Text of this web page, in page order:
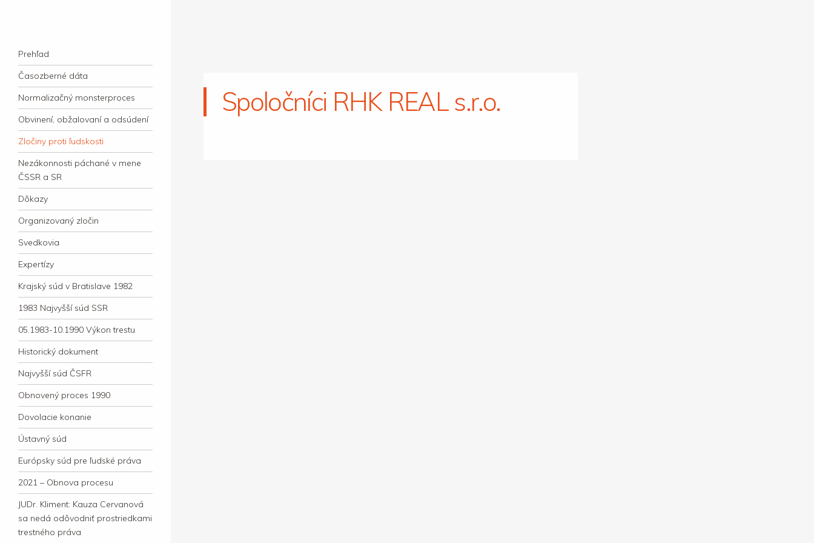
súdny proces v dejnách slovenskej justície
Navigation
Skip to content
Prehľad
Časozberné dáta
Normalizačný monsterproces
Obvinení, obžalovaní a odsúdení
Zločiny proti ľudskosti
Nezákonnosti páchané v mene
ČSSR a SR
Dôkazy
Organizovaný zločin
Svedkovia
Expertízy
Krajský súd v Bratislave 1982
1983 Najvyšší súd SSR
05.1983-10.1990 Výkon trestu
Historický dokument
Najvyšší súd ČSFR
Obnovený proces 1990
Dovolacie konanie
Ústavný súd
Európsky súd pre ľudské práva
2021 – Obnova procesu
JUDr. Kliment: Kauza Cervanová
sa nedá odôvodniť prostriedkami
trestného práva
Spoločníci RHK REAL s.r.o.